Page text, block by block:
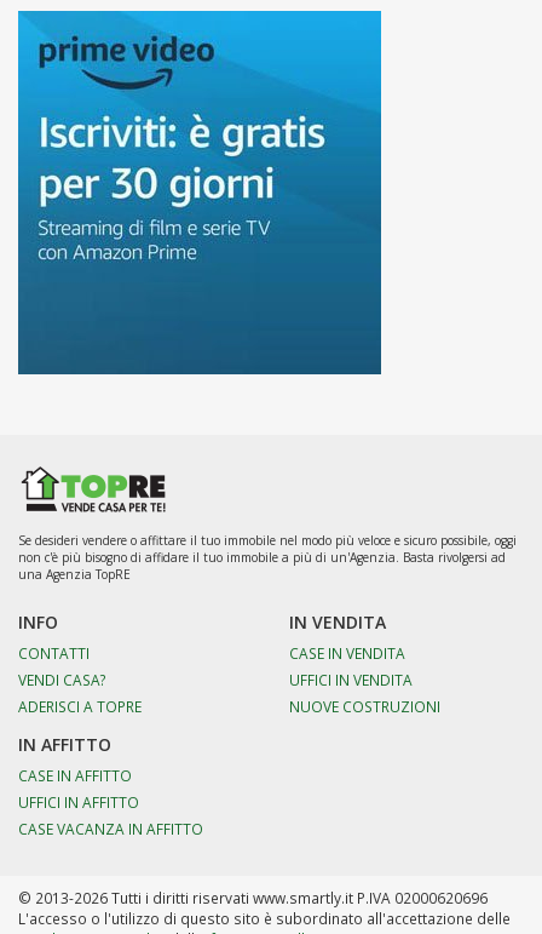
Se desideri vendere o affittare il tuo immobile nel modo più veloce e sicuro possibile, oggi
non c'è più bisogno di affidare il tuo immobile a più di un'Agenzia. Basta rivolgersi ad
una Agenzia TopRE
INFO
CONTATTI
VENDI CASA?
ADERISCI A TOPRE
IN VENDITA
CASE IN VENDITA
UFFICI IN VENDITA
NUOVE COSTRUZIONI
IN AFFITTO
CASE IN AFFITTO
UFFICI IN AFFITTO
CASE VACANZA IN AFFITTO
© 2013-2026 Tutti i diritti riservati www.smartly.it P.IVA 02000620696
L'accesso o l'utilizzo di questo sito è subordinato all'accettazione delle